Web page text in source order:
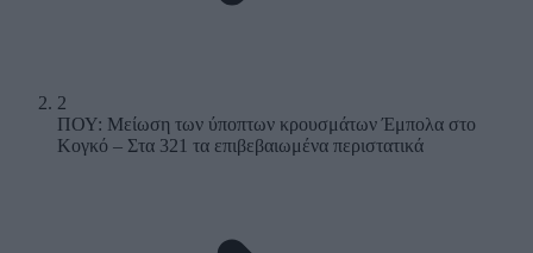
2
ΠΟΥ: Μείωση των ύποπτων κρουσμάτων Έμπολα στο
Κογκό – Στα 321 τα επιβεβαιωμένα περιστατικά